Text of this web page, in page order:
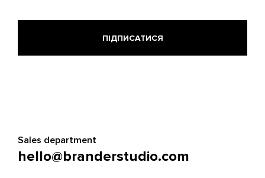
Sales department
hello@branderstudio.com